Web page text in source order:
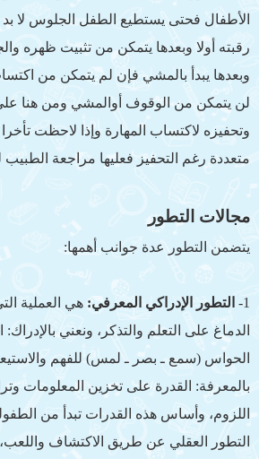
الأطفال فحتى يستطيع الطفل الجلوس لا
رقبته أولا وبعدها يتمكن من تثبيت ظهره
وبعدها يبدأ بالمشي فإن لم يتمكن من
لن يتمكن من الوقوف أوالمشي ومن هنا على
وتحفيزه لاكتساب المهارة وإذا لاحظت
متعددة رغم التحفيز فعليها مراجعة
مجالات التطور
يتضمن التطور عدة جوانب أهمها:
1- التطور الإدراكي المعرفي: هي العملية
الدماغ على التعلم والتذكر، ونعني
الحواس (سمع ـ بصر ـ لمس) للفهم
بالمعرفة: القدرة على تخزين المعلومات
اللزوم، وأساس هذه القدرات تبدأ من
التطور العقلي عن طريق الاكتشاف